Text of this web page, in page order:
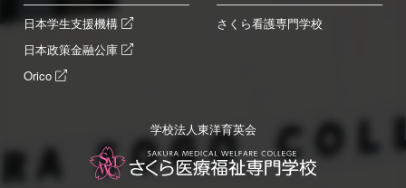
学校法人東洋育英会
日本学生支援機構
日本政策金融公庫
Orico
さくら看護専門学校